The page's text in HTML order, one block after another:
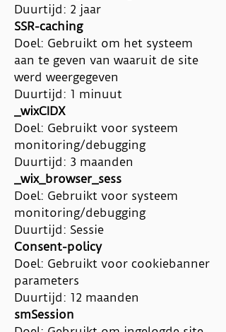
Duurtijd: 2 jaar
SSR-caching
Doel: Gebruikt om het systeem
aan te geven van waaruit de site
werd weergegeven
Duurtijd: 1 minuut
_wixCIDX
Doel: Gebruikt voor systeem
monitoring/debugging
Duurtijd: 3 maanden
_wix_browser_sess
Doel: Gebruikt voor systeem
monitoring/debugging
Duurtijd: Sessie
Consent-policy
Doel: Gebruikt voor cookiebanner
parameters
Duurtijd: 12 maanden
smSession